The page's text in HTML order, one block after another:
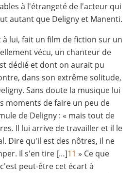
à l'étrangeté de l'acteur qui
autant que Deligny et Manenti.
à lui, fait un film de fiction sur un
vécu, un chanteur de
dédié et dont on aurait pu
dans son extrême solitude,
Sans doute la musique lui
moments de faire un peu de
de Deligny : « mais tout de
Il lui arrive de travailler et il le
Dire qu'il est des nôtres, il ne
Il s'en tire […]11 » Ce que
peut-être cet écart à